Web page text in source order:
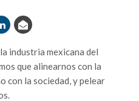
industria mexicana del
que alinearnos con la
con la sociedad, y pelear